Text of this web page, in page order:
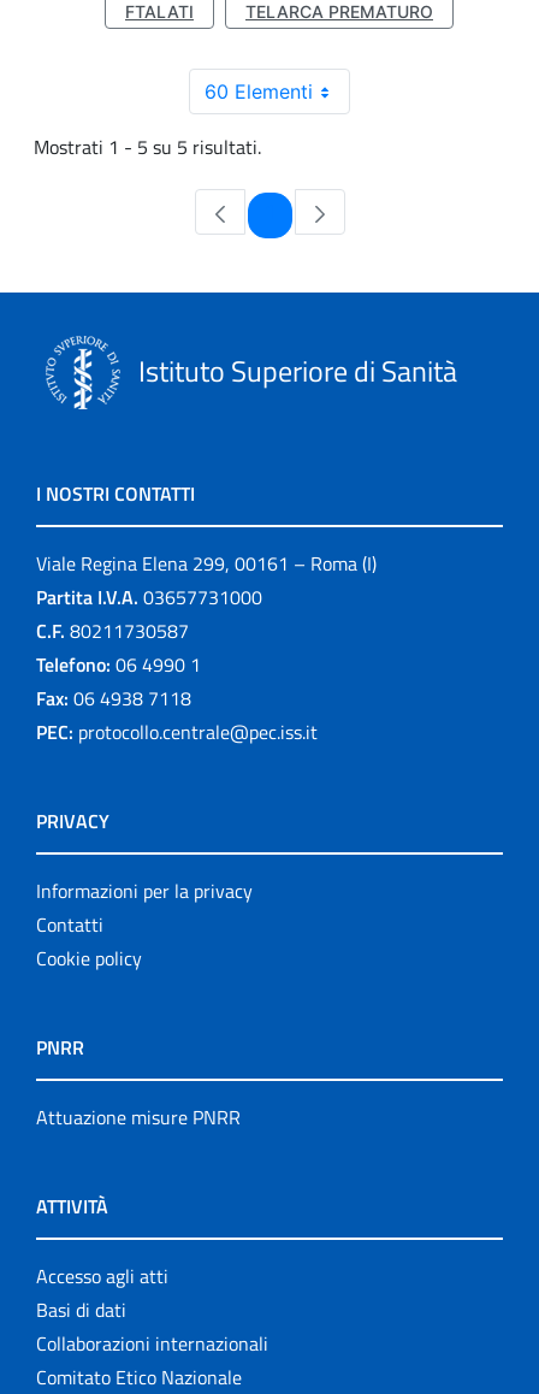
FTALATI
TELARCA PREMATURO
60 Elementi
Mostrati 1 - 5 su 5 risultati.
Pagina
Istituto Superiore di Sanità
I NOSTRI CONTATTI
Viale Regina Elena 299, 00161 – Roma (I)
Partita I.V.A. 03657731000
C.F. 80211730587
Telefono: 06 4990 1
Fax: 06 4938 7118
PEC: protocollo.centrale@pec.iss.it
PRIVACY
Informazioni per la privacy
Contatti
Cookie policy
PNRR
Attuazione misure PNRR
ATTIVITÀ
Accesso agli atti
Basi di dati
Collaborazioni internazionali
Comitato Etico Nazionale